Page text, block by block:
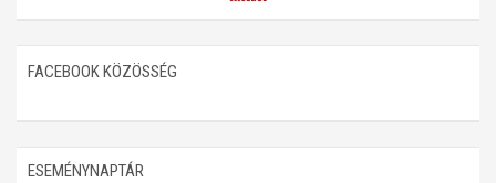
FACEBOOK KÖZÖSSÉG
ESEMÉNYNAPTÁR